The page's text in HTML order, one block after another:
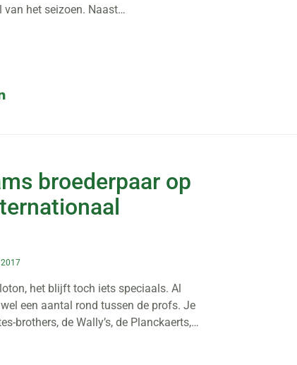
van het seizoen. Naast…
broederpaar op
het blijft toch iets speciaals. Al
een aantal rond tussen de profs. Je
brothers, de Wally’s, de Planckaerts,…